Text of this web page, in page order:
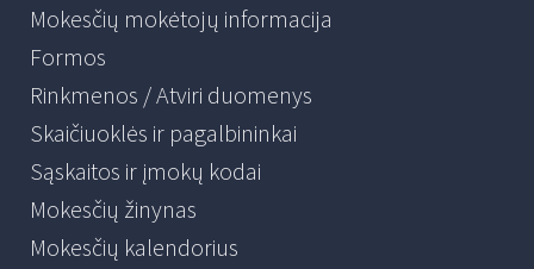
Mokesčių mokėtojų informacija
Formos
Rinkmenos / Atviri duomenys
Skaičiuoklės ir pagalbininkai
Sąskaitos ir įmokų kodai
Mokesčių žinynas
Mokesčių kalendorius